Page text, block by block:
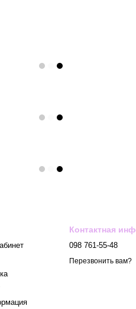
Контактная
098 761-55-48
Перезвонить вам?